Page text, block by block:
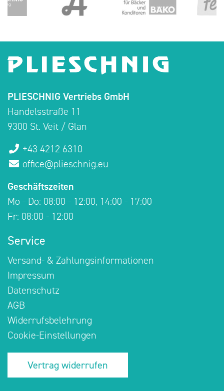
PLIESCHNIG Vertriebs GmbH
Handelsstraße 11
9300 St. Veit / Glan
+43 4212 6310
office@plieschnig.eu
Geschäftszeiten
Mo - Do: 08:00 - 12:00, 14:00 - 17:00
Fr: 08:00 - 12:00
Service
Versand- & Zahlungsinformationen
Impressum
Datenschutz
AGB
Widerrufsbelehrung
Cookie-Einstellungen
Vertrag widerrufen